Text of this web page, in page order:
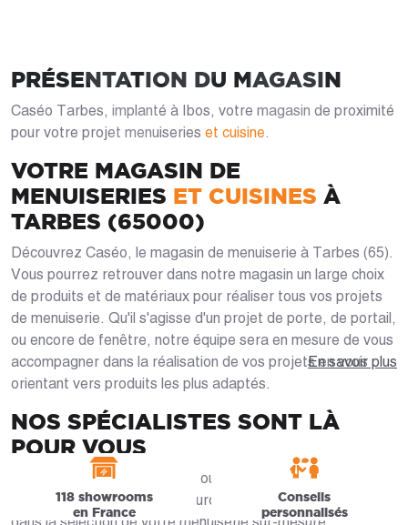
PRÉSENTATION DU MAGASIN
Caséo Tarbes, implanté à Ibos, votre magasin de proximité
pour votre projet menuiseries et cuisine.
VOTRE MAGASIN DE
MENUISERIES ET CUISINES À
TARBES (65000)
Découvrez Caséo, le magasin de menuiserie à Tarbes (65).
Vous pourrez retrouver dans notre magasin un large choix
de produits et de matériaux pour réaliser tous vos projets
de menuiserie. Qu'il s'agisse d'un projet de porte, de portail,
ou encore de fenêtre, notre équipe sera en mesure de vous
accompagner dans la réalisation de vos projets en vous
orientant vers produits les plus adaptés.
NOS SPÉCIALISTES SONT LÀ
POUR VOUS
Parcourez notre site en ligne ou venez rencontrer nos
conseillers en magasin qui sauront vous guider pas à pas
En savoir plus
118 showrooms
en France
Conseils
personnalisés